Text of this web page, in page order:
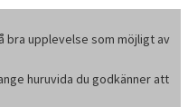
bra upplevelse som möjligt av
huruvida du godkänner att